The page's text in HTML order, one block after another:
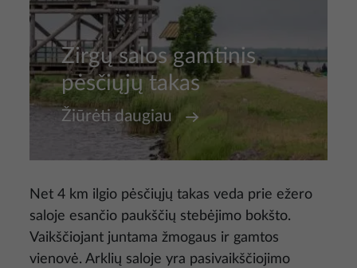
Zirgų salos gamtinis
pėsčiųjų takas
Žiūrėti daugiau
Net 4 km ilgio pėsčiųjų takas veda prie ežero
saloje esančio paukščių stebėjimo bokšto.
Vaikščiojant juntama žmogaus ir gamtos
vienovė. Arklių saloje yra pasivaikščiojimo